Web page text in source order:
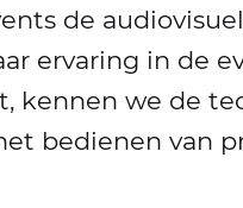
de
ervaring in de
kennen we de
bedienen van